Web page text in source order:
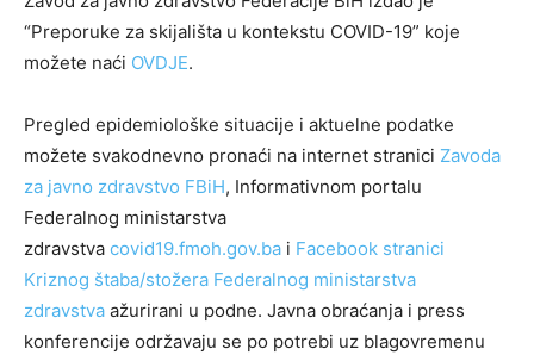
“Preporuke za skijališta u kontekstu COVID-19” koje
možete naći OVDJE.
Pregled epidemiološke situacije i aktuelne podatke
možete svakodnevno pronaći na internet stranici Zavoda
za javno zdravstvo FBiH, Informativnom portalu
Federalnog ministarstva
zdravstva covid19.fmoh.gov.ba i Facebook stranici
Kriznog štaba/stožera Federalnog ministarstva
zdravstva ažurirani u podne. Javna obraćanja i press
konferencije održavaju se po potrebi uz blagovremenu